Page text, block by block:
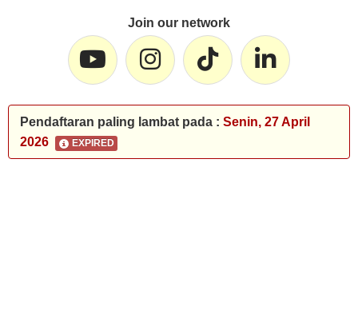
Join our network
Pendaftaran paling lambat pada : Senin, 27 April
2026
EXPIRED